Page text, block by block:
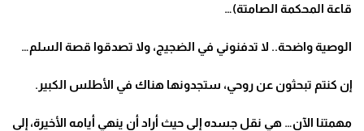
قاعة المحكمة الصامتة)…
الوصية واضحة.. لا تدفنوني في الضجيج، ولا تصدقوا قصة السلم…
إن كنتم تبحثون عن روحي، ستجدونها هناك في الأطلس الكبير .
مهمتنا الآن… هي نقل جسده إلى حيث أراد أن ينهي أيامه الأخيرة، إلى